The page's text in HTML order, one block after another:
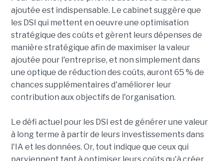
ajoutée est indispensable. Le cabinet suggère que
les DSI qui mettent en oeuvre une optimisation
stratégique des coûts et gèrent leurs dépenses de
manière stratégique afin de maximiser la valeur
ajoutée pour l'entreprise, et non simplement dans
une optique de réduction des coûts, auront 65 % de
chances supplémentaires d'améliorer leur
contribution aux objectifs de l'organisation.
Le défi actuel pour les DSI est de générer une valeur
à long terme à partir de leurs investissements dans
l'IA et les données. Or, tout indique que ceux qui